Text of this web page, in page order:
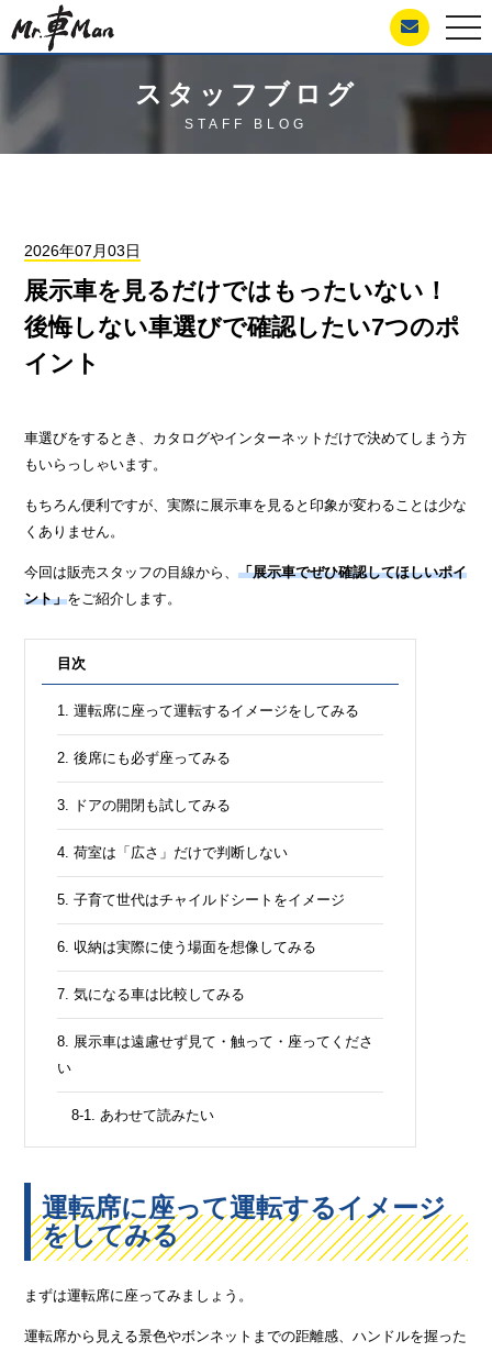
スタッフブログ
STAFF BLOG
2026年07月03日
展示車を見るだけではもったいない！
後悔しない車選びで確認したい7つのポ
イント
車選びをするとき、カタログやインターネットだけで決めてしまう方
もいらっしゃいます。
もちろん便利ですが、実際に展示車を見ると印象が変わることは少な
くありません。
今回は販売スタッフの目線から、「展示車でぜひ確認してほしいポイ
ント」をご紹介します。
目次
1. 運転席に座って運転するイメージをしてみる
2. 後席にも必ず座ってみる
3. ドアの開閉も試してみる
4. 荷室は「広さ」だけで判断しない
5. 子育て世代はチャイルドシートをイメージ
6. 収納は実際に使う場面を想像してみる
7. 気になる車は比較してみる
8. 展示車は遠慮せず見て・触って・座ってくださ
い
8-1. あわせて読みたい
運転席に座って運転するイメージ
をしてみる
まずは運転席に座ってみましょう。
運転席から見える景色やボンネットまでの距離感、ハンドルを握った